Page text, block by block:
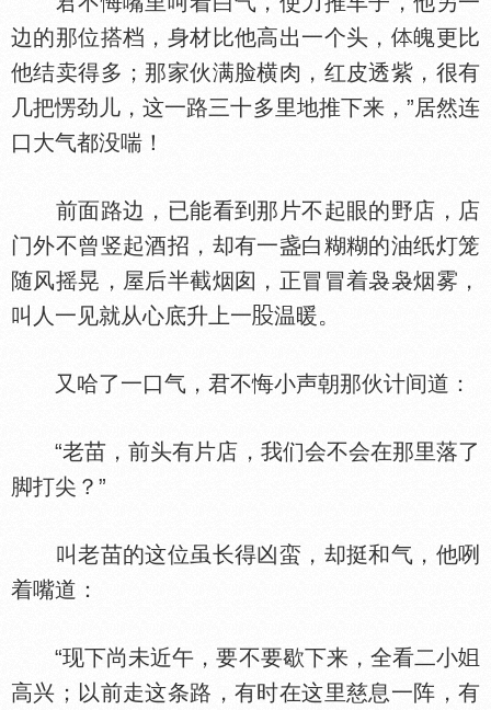
边的那位搭档，身材比他高出一个头，
魄更比
他结卖得多；那家伙满脸横肉，红皮透紫，很有
几把愣劲儿，这一路三十多里地推下来，”居然连
口大气都没喘！
前面路边，已能看到那片不起眼的野店，店
门外不曾竖起酒招，却有一盏白糊糊的油纸灯笼
随风摇晃，屋后半截烟囱，正冒冒着袅袅烟雾，
叫人一见就从心底升上一
温暖。
又哈了一口气，君不悔小声朝那伙计间道：
“老苗，前头有片店，我们会不会在那里落了
脚打尖？”
叫老苗的这位虽长得凶蛮，却挺和气，他咧
着嘴道：
“现下尚未近午，要不要歇下来，全看二小
高兴；以前走这条路，有时在这里慈息一阵，有